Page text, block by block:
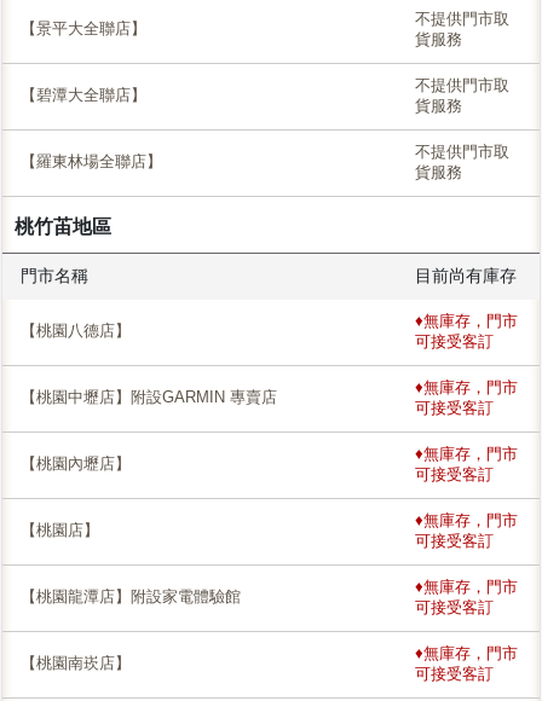
【景平大全聯店】
不提供門市取
貨服務
【碧潭大全聯店】
不提供門市取
貨服務
【羅東林場全聯店】
不提供門市取
貨服務
桃竹苖地區
門市名稱 目前尚有庫存
【桃園八德店】
♦無庫存，門市
可接受客訂
【桃園中壢店】附設GARMIN 專賣店
♦無庫存，門市
可接受客訂
【桃園內壢店】
♦無庫存，門市
可接受客訂
【桃園店】
♦無庫存，門市
可接受客訂
【桃園龍潭店】附設家電體驗館
♦無庫存，門市
可接受客訂
【桃園南崁店】
♦無庫存，門市
可接受客訂